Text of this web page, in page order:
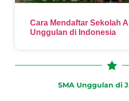
Cara Mendaftar Sekolah
Unggulan di Indonesia
SMA Unggulan di